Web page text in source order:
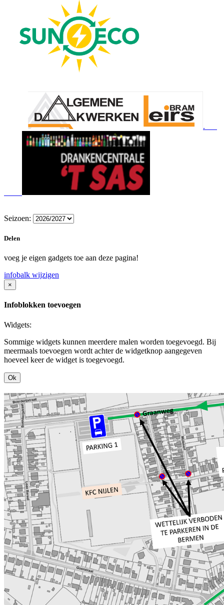
.
Seizoen:
Delen
voeg je eigen gadgets toe aan deze pagina!
infobalk wijzigen
×
Infoblokken toevoegen
Widgets:
Sommige widgets kunnen meerdere malen worden toegevoegd. Bij
meermaals toevoegen wordt achter de widgetknop aangegeven
hoeveel keer de widget is toegevoegd.
Ok